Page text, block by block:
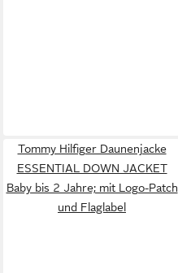
Tommy Hilfiger Daunenjacke
ESSENTIAL DOWN JACKET
Baby bis 2 Jahre; mit Logo-Patch
und Flaglabel